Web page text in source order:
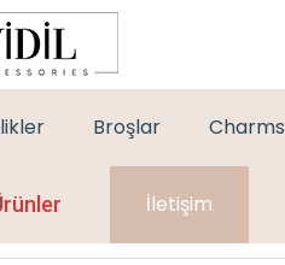
Broşlar Charms
İletişim